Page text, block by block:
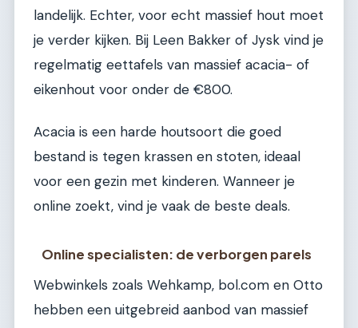
landelijk. Echter, voor echt massief hout moet
je verder kijken. Bij Leen Bakker of Jysk vind je
regelmatig eettafels van massief acacia- of
eikenhout voor onder de €800.
Acacia is een harde houtsoort die goed
bestand is tegen krassen en stoten, ideaal
voor een gezin met kinderen. Wanneer je
online zoekt, vind je vaak de beste deals.
Online specialisten: de verborgen parels
Webwinkels zoals Wehkamp, bol.com en Otto
hebben een uitgebreid aanbod van massief